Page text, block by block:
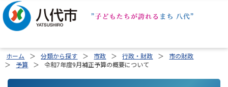
ホーム 分類から探す 市政 行政・財政
市の財政
予算
令和7年度9月補正予算の概要について